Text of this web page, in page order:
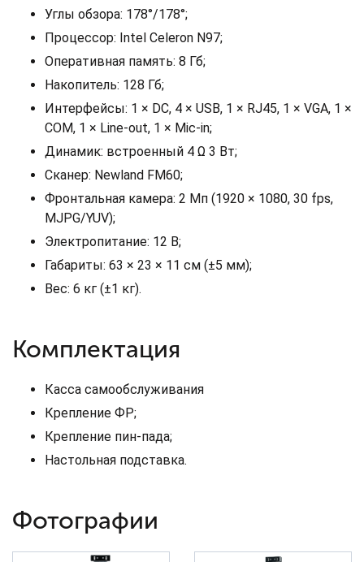
Углы обзора: 178°/178°;
Процессор: Intel Celeron N97;
Оперативная память: 8 Гб;
Накопитель: 128 Гб;
Интерфейсы: 1 × DC, 4 × USB, 1 × RJ45, 1 × VGA, 1 ×
COM, 1 × Line-out, 1 × Mic-in;
Динамик: встроенный 4 Ω 3 Вт;
Сканер: Newland FM60;
Фронтальная камера: 2 Мп (1920 × 1080, 30 fps,
MJPG/YUV);
Электропитание: 12 В;
Габариты: 63 × 23 × 11 см (±5 мм);
Вес: 6 кг (±1 кг).
Комплектация
Касса самообслуживания
Крепление ФР;
Крепление пин-пада;
Настольная подставка.
Фотографии